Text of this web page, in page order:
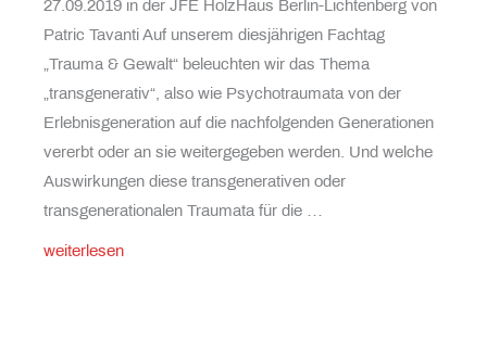
27.09.2019 in der JFE HolzHaus Berlin-Lichtenberg von
Patric Tavanti Auf unserem diesjährigen Fachtag
„Trauma & Gewalt“ beleuchten wir das Thema
„transgenerativ“, also wie Psychotraumata von der
Erlebnis­generation auf die nachfolgenden Generationen
vererbt oder an sie wei­tergegeben werden. Und welche
Auswirkungen diese transgenerativen oder
transgenerationalen Traumata für die …
Vortrag
weiterlesen